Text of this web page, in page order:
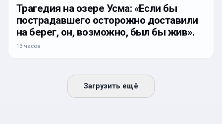
Трагедия на озере Усма: «Если бы
пострадавшего осторожно доставили
на берег, он, возможно, был бы жив».
13 часов
Загрузить ещё